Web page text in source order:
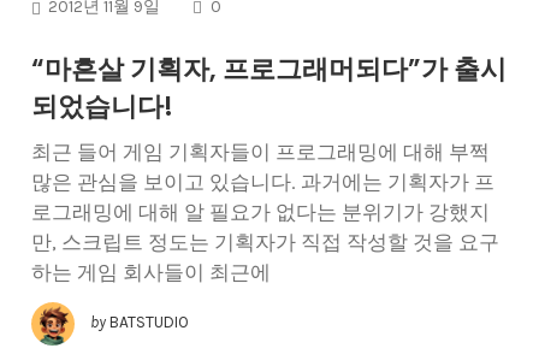
2012년 11월 9일 0
“마흔살 기획자, 프로그래머되다”가 출시
되었습니다!
최근 들어 게임 기획자들이 프로그래밍에 대해 부쩍
많은 관심을 보이고 있습니다. 과거에는 기획자가 프
로그래밍에 대해 알 필요가 없다는 분위기가 강했지
만, 스크립트 정도는 기획자가 직접 작성할 것을 요구
하는 게임 회사들이 최근에
by BATSTUDIO